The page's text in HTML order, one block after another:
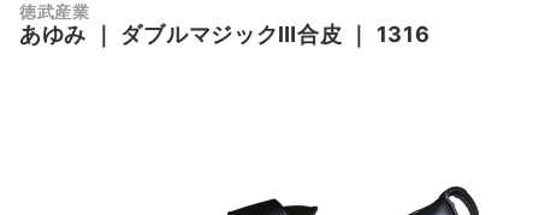
徳武産業
あゆみ ダブルマジックⅢ合皮 1316